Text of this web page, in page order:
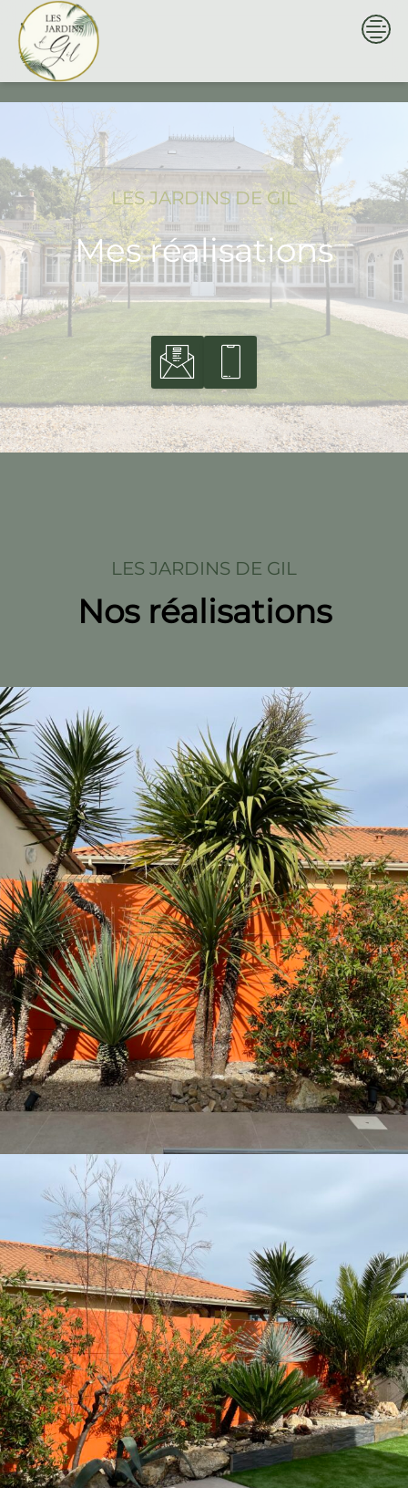
content
LES JARDINS DE GIL
Mes réalisations
LES JARDINS DE GIL
Nos réalisations